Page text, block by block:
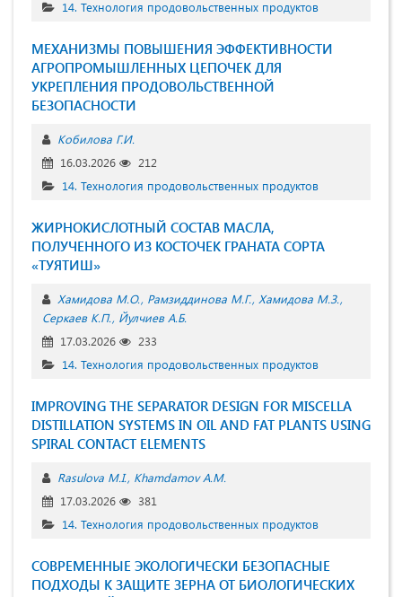
14. Технология продовольственных продуктов
МЕХАНИЗМЫ ПОВЫШЕНИЯ ЭФФЕКТИВНОСТИ
АГРОПРОМЫШЛЕННЫХ ЦЕПОЧЕК ДЛЯ
УКРЕПЛЕНИЯ ПРОДОВОЛЬСТВЕННОЙ
БЕЗОПАСНОСТИ
Кобилова Г.И.
16.03.2026
212
14. Технология продовольственных продуктов
ЖИРНОКИСЛОТНЫЙ СОСТАВ МАСЛА,
ПОЛУЧЕННОГО ИЗ КОСТОЧЕК ГРАНАТА СОРТА
«ТУЯТИШ»
Хамидова М.О. Рамзиддинова М.Г. Хамидова М.З.
Серкаев К.П. Йулчиев А.Б.
17.03.2026
233
14. Технология продовольственных продуктов
IMPROVING THE SEPARATOR DESIGN FOR MISCELLA
DISTILLATION SYSTEMS IN OIL AND FAT PLANTS USING
SPIRAL CONTACT ELEMENTS
Rasulova M.I. Khamdamov A.M.
17.03.2026
381
14. Технология продовольственных продуктов
СОВРЕМЕННЫЕ ЭКОЛОГИЧЕСКИ БЕЗОПАСНЫЕ
ПОДХОДЫ К ЗАЩИТЕ ЗЕРНА ОТ БИОЛОГИЧЕСКИХ